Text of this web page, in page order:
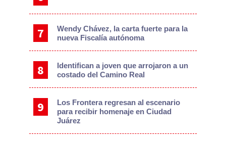
Wendy Chávez, la carta fuerte para la
nueva Fiscalía autónoma
Identifican a joven que arrojaron a un
costado del Camino Real
Los Frontera regresan al escenario
para recibir homenaje en Ciudad
Juárez